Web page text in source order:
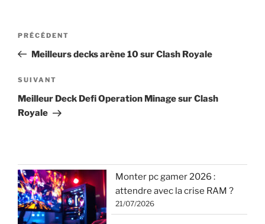
Navigation
l’article
Article
précédent
PRÉCÉDENT
Meilleurs decks arène 10 sur Clash Royale
Article
suivant
SUIVANT
Meilleur Deck Defi Operation Minage sur Clash
Royale
Monter pc gamer 2026 :
attendre avec la crise RAM ?
21/07/2026